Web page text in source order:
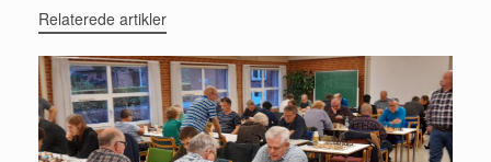
Relaterede artikler